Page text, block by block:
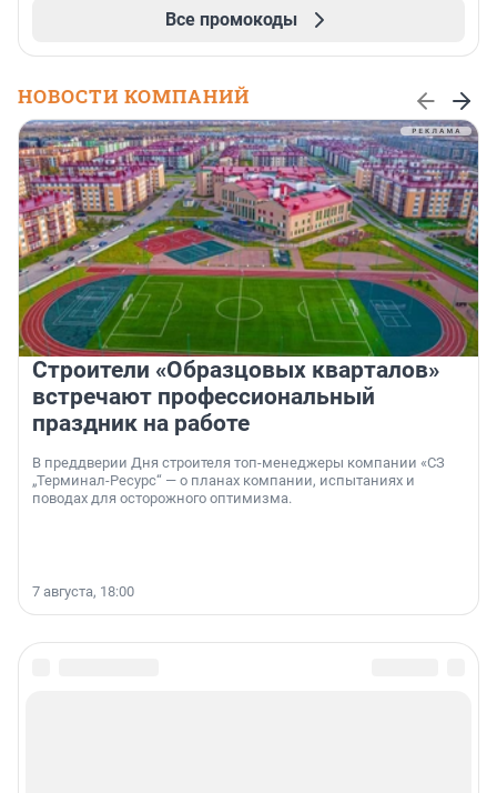
Все промокоды
НОВОСТИ КОМПАНИЙ
Строители «Образцовых кварталов»
встречают профессиональный
праздник на работе
В преддверии Дня строителя топ-менеджеры компании «СЗ
„Терминал-Ресурс“ — о планах компании, испытаниях и
поводах для осторожного оптимизма.
7 августа, 18:00